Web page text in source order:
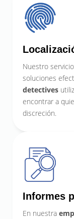
Nuestro
soluciones
detectives
encontrar a
discreción.
Informes
En nuestra